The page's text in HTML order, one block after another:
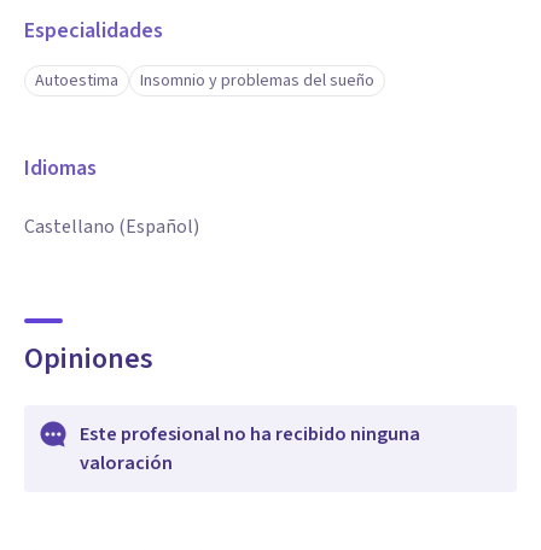
Especialidades
Autoestima Insomnio y problemas del sueño
Idiomas
Castellano (Español)
Opiniones
Este profesional no ha recibido ninguna
valoración